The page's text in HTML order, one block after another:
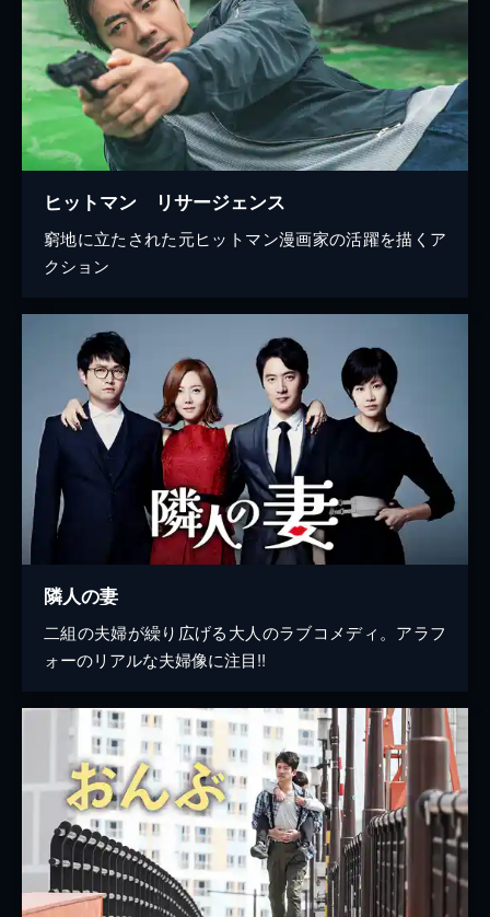
ヒットマン リサージェンス
窮地に立たされた元ヒットマン漫画家の活躍を描くア
クション
隣人の妻
二組の夫婦が繰り広げる大人のラブコメディ。アラフ
ォーのリアルな夫婦像に注目!!